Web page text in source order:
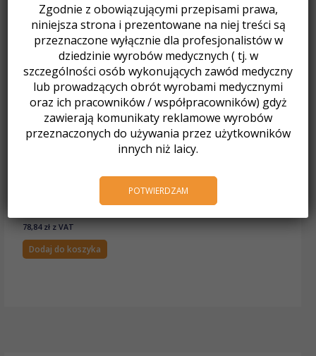
78,84 zł z VAT
Dodaj do koszyka
Zgodnie z obowiązującymi przepisami prawa,
niniejsza strona i prezentowane na niej treści są
przeznaczone wyłącznie dla profesjonalistów w
dziedzinie wyrobów medycznych ( tj. w
szczególności osób wykonujących zawód medyczny
lub prowadzących obrót wyrobami medycznymi
oraz ich pracowników / współpracowników) gdyż
zawierają komunikaty reklamowe wyrobów
przeznaczonych do używania przez użytkowników
innych niż laicy.
POTWIERDZAM